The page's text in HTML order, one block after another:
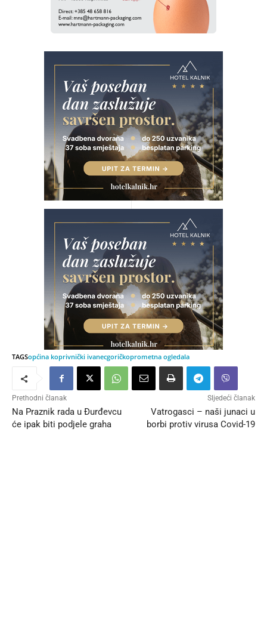
TAGSopćina koprivnički ivanecgoričkoprometna ogledala
Prethodni članak
Na Praznik rada u Đurđevcu
će ipak biti podjele graha
Sljedeći članak
Vatrogasci – naši junaci u
borbi protiv virusa Covid-19